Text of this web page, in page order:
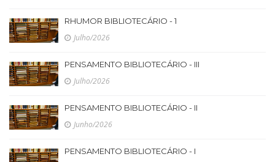
RHUMOR BIBLIOTECÁRIO - 1
Julho/2026
PENSAMENTO BIBLIOTECÁRIO - III
Julho/2026
PENSAMENTO BIBLIOTECÁRIO - II
Junho/2026
PENSAMENTO BIBLIOTECÁRIO - I